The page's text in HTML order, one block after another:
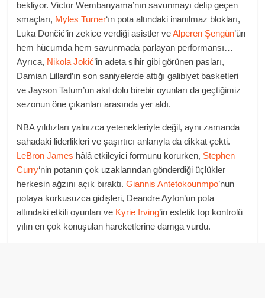
bekliyor. Victor Wembanyama’nın savunmayı delip geçen
smaçları, Myles Turner‘ın pota altındaki inanılmaz blokları,
Luka Dončić’in zekice verdiği asistler veAlperen Şengün’ün
hem hücumda hem savunmada parlayan performansı…
Ayrıca, Nikola Jokić’in adeta sihir gibi görünen pasları,
Damian Lillard’ın son saniyelerde attığı galibiyet basketleri
ve Jayson Tatum’un akıl dolu birebir oyunları da geçtiğimiz
sezonun öne çıkanları arasında yer aldı.
NBA yıldızları yalnızca yetenekleriyle değil, aynı zamanda
sahadaki liderlikleri ve şaşırtıcı anlarıyla da dikkat çekti.
LeBron James hâlâ etkileyici formunu korurken, Stephen
Curry‘nin potanın çok uzaklarından gönderdiği üçlükler
herkesin ağzını açık bıraktı.Giannis Antetokounmpo’nun
potaya korkusuzca gidişleri, Deandre Ayton’un pota
altındaki etkili oyunları ve Kyrie Irving’in estetik top kontrolü
yılın en çok konuşulan hareketlerine damga vurdu.